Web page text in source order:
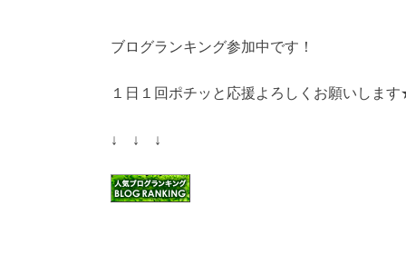
ブログランキング参加中です！
１日１回ポチッと応援よろしくお願いしま
↓ ↓ ↓